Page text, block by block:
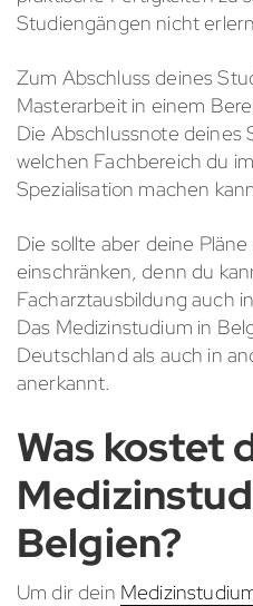
Studiengängen nicht
Zum Abschluss deines
Masterarbeit in einem
Die Abschlussnote deines
welchen Fachbereich du
Spezialisation machen
Die sollte aber deine
einschränken, denn du
Facharztausbildung auch
Das Medizinstudium in
Deutschland als auch in
anerkannt.
Was kostet
Belgien?
Um dir dein